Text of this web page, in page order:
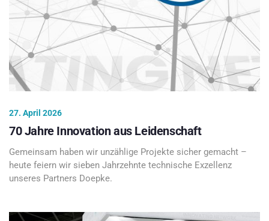
27. April 2026
70 Jahre Innovation aus Leidenschaft
Gemeinsam haben wir unzählige Projekte sicher gemacht –
heute feiern wir sieben Jahrzehnte technische Exzellenz
unseres Partners Doepke.